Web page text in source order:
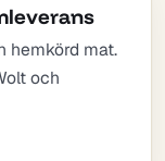
hemkörd mat.
och